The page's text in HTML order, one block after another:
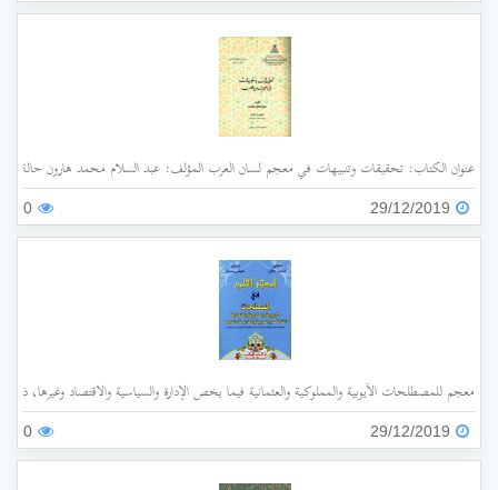
عنوان الكتاب: تحقيقات وتنبيهات في معجم لسان العرب المؤلف: عبد السلام محمد هارون حالة الفهرسة: غير مفهرس الناشر: جامعة الملك عبد
29/12/2019
0
معجم للمصطلحات الأيوبية والمملوكية والعثمانية فيما يخص الإدارة والسياسية والاقتصاد وغيرها، ذات
29/12/2019
0